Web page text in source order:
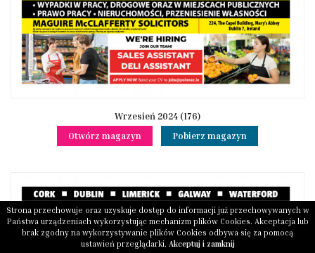
Wrzesień 2024 (176)
Otwórz magazyn
Pobierz magazyn
Strona przechowuje oraz uzyskuje dostęp do informacji już przechowywanych w
Państwa urządzeniach wykorzystując mechanizm plików Cookies. Akceptacja lub
brak zgodny na wykorzystywanie plików Cookies odbywa się za pomocą
ustawień przeglądarki. Akceptuj i zamknij